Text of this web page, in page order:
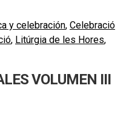
el
menú
el
y celebración, Celebració
, Litúrgia de les Hores,
VOLUMEN III